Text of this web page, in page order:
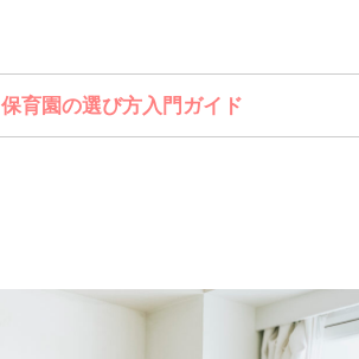
保育園の選び方入門ガイド